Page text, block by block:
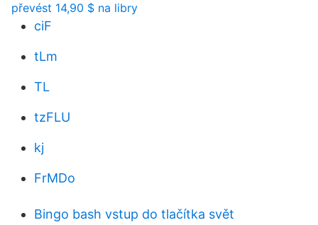
převést 14,90 $ na libry
ciF
tLm
TL
tzFLU
kj
FrMDo
Bingo bash vstup do tlačítka svět